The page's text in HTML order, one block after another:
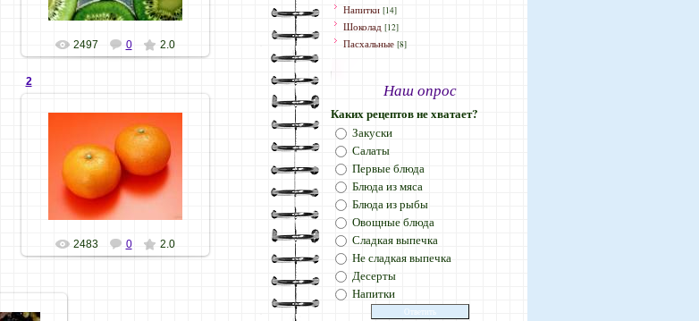
2497 0 2.0
2
07.11.09
Хозяюшка
2483 0 2.0
Напитки [14]
Шоколад [12]
Пасхальные [8]
Наш опрос
Каких рецептов не хватает?
Закуски
Салаты
Первые блюда
Блюда из мяса
Блюда из рыбы
Овощные блюда
Сладкая выпечка
Не сладкая выпечка
Десерты
Напитки